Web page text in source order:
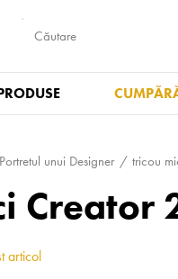
Portretul unui Designer tricou
Creator
articol